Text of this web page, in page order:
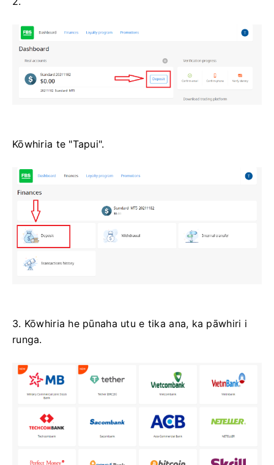
Kōwhiria te "Tapui".
3. Kōwhiria he pūnaha utu e tika ana, ka pāwhiri i
runga.